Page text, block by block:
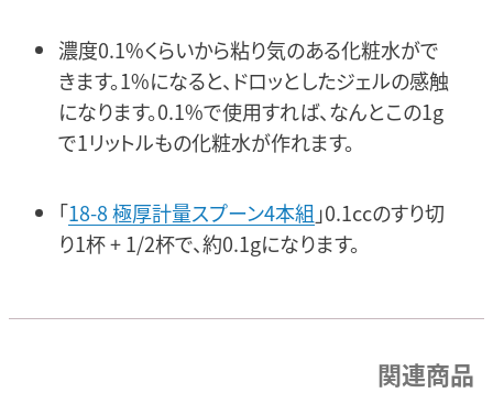
濃度0.1%くらいから粘り気のある化粧水がで
きます。1%になると、ドロッとしたジェルの感触
になります。0.1%で使用すれば、なんとこの1g
で1リットルもの化粧水が作れます。
「18-8 極厚計量スプーン4本組 」0.1ccのすり切
り1杯 + 1/2杯で、約0.1gになります。
関連商品